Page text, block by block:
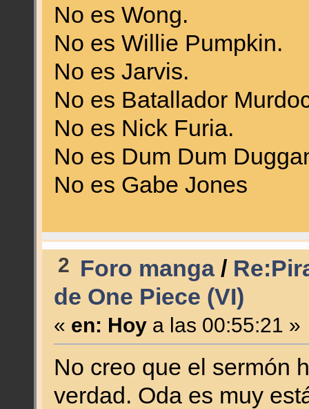
No es Wong.
No es Willie Pumpkin.
No es Jarvis.
No es Batallador
No es Nick Furia.
No es Dum Dum
No es Gabe Jones
2 Foro manga/
de One Piece (VI)
« en: Hoya las 00:55:21 »
No creo que el sermón
verdad. Oda es muy